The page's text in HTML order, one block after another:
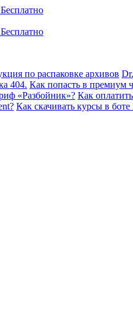
по распаковке архивов
404. Как попасть в премиум
«Разбойник»? Как
Как скачивать курсы в